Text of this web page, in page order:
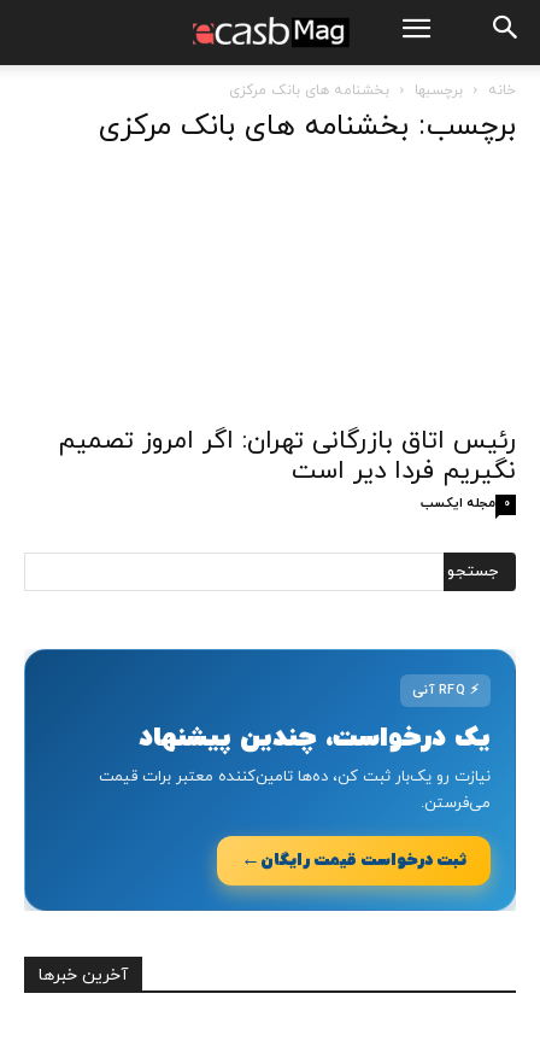
خانه برچسبها بخشنامه های بانک مرکزی
برچسب: بخشنامه های بانک مرکزی
رئیس اتاق بازرگانی تهران: اگر امروز تصمیم
نگیریم فردا دیر است
مجله ایکسب 0
⚡
یک درخواست، چندین پیشنهاد
نیازت رو یک‌بار ثبت کن، ده‌ها تامین‌کننده معتبر برات قیمت
می‌فرستن.
ثبت درخواست قیمت رایگان ←
آخرین خبرها